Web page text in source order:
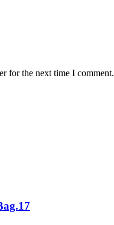
for the next time I comment.